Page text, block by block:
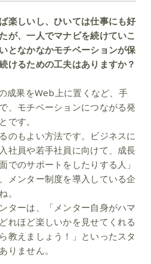
しいし、ひいては仕事にも好
が、一人でマナビを続けていこ
となかなかモチベーションが保
けるための工夫はありますか？
成果をWeb上に置くなど、手
、モチベーションにつながる発
です。
のもよい方法です。ビジネスに
社員や若手社員に向けて、成長
でのサポートをしたりする人」
メンター制度を導入している企
。
ターは、「メンター自身がハマ
れほど楽しいかを見せてくれる
教えましょう！」といったスタ
りません。